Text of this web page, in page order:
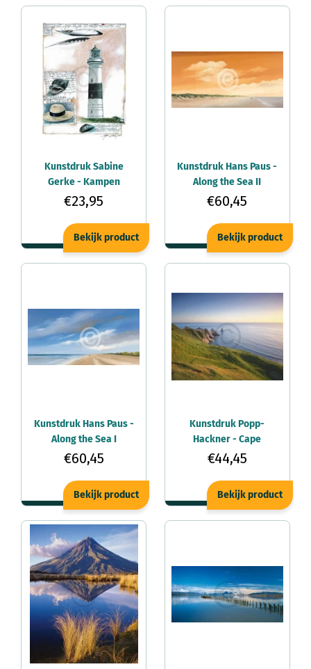
Kunstdruk Sabine
Gerke - Kampen
40x50cm
€23,95
Bekijk product
Kunstdruk Hans Paus -
Along the Sea II
100x50cm
€60,45
Bekijk product
Kunstdruk Hans Paus -
Along the Sea I
100x50cm
€60,45
Bekijk product
Kunstdruk Popp-
Hackner - Cape
Kidnappers 90x70cm
€44,45
Bekijk product